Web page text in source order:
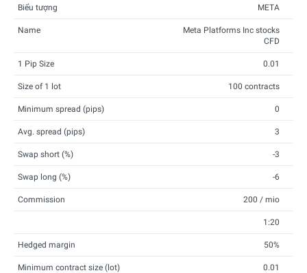
Biểu tượng META
Name
Meta Platforms Inc stocks
CFD
1 Pip Size 0.01
Size of 1 lot 100 contracts
Minimum spread (pips) 0
Avg. spread (pips) 3
Swap short (%) -3
Swap long (%) -6
Commission 200 / mio
1:20
Hedged margin 50%
Minimum contract size (lot) 0.01